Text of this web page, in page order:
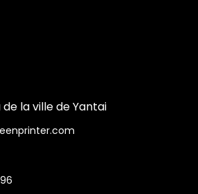
la ville de Yantai